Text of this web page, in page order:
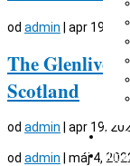
od admin | apr 19,
The Glenlivet
Scotland
od admin apr 19,
od admin
máj 4,